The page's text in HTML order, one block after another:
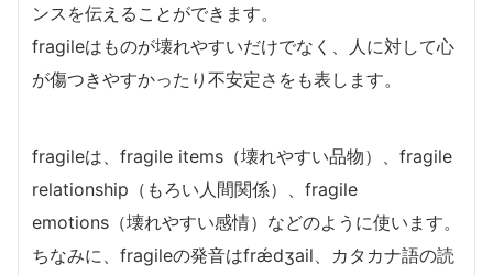
ンスを伝えることができます。
fragileはものが壊れやすいだけでなく、人に対して心
が傷つきやすかったり不安定さをも表します。
fragileは、fragile items（壊れやすい品物）、fragile
relationship（もろい人間関係）、fragile
emotions（壊れやすい感情）などのように使います。
ちなみに、fragileの発音はfrǽdʒail、カタカナ語の読